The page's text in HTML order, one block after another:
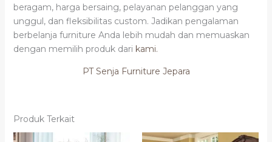
beragam, harga bersaing, pelayanan pelanggan yang
unggul, dan fleksibilitas custom. Jadikan pengalaman
berbelanja furniture Anda lebih mudah dan memuaskan
dengan memilih produk dari kami.
PT Senja Furniture Jepara
Produk Terkait